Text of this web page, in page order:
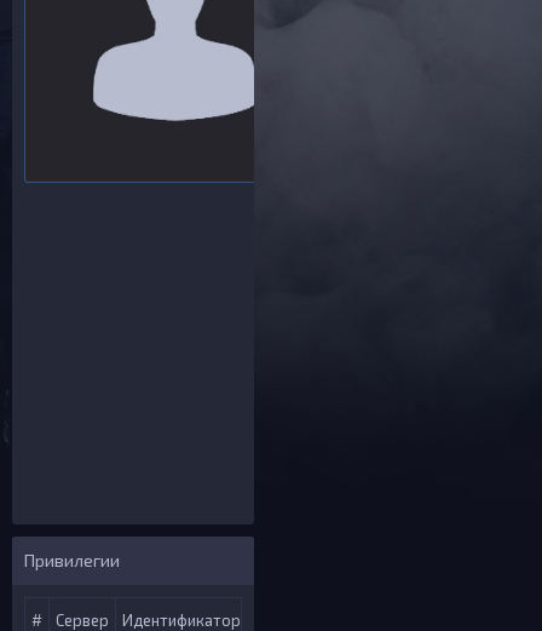
Привилегии
# Сервер Идентификатор